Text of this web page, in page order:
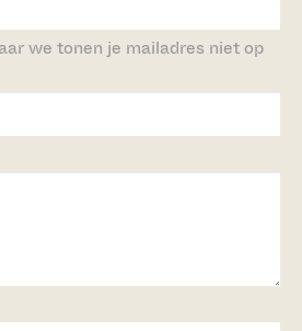
we tonen je mailadres niet op